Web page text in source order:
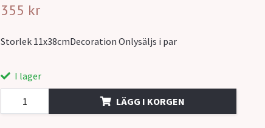
355 kr
Storlek 11x38cmDecoration Onlysäljs i par
I lager
LÄGG I KORGEN